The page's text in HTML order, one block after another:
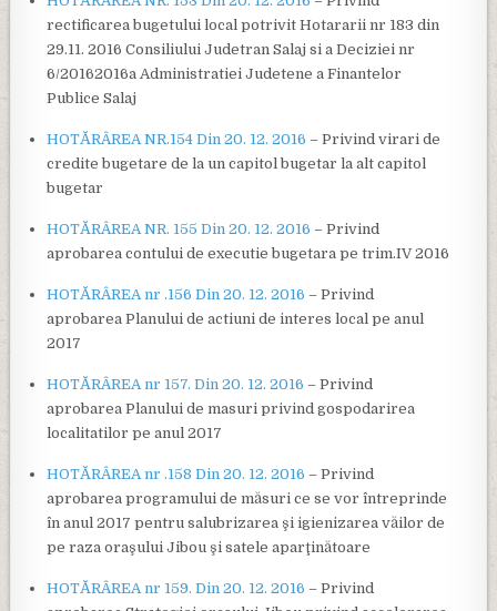
rectificarea bugetului local potrivit Hotararii nr 183 din
29.11. 2016 Consiliului Judetran Salaj si a Deciziei nr
6/20162016a Administratiei Judetene a Finantelor
Publice Salaj
HOTĂRÂREA NR.154 Din 20. 12. 2016 – Privind virari de
credite bugetare de la un capitol bugetar la alt capitol
bugetar
HOTĂRÂREA NR. 155 Din 20. 12. 2016 – Privind
aprobarea contului de executie bugetara pe trim.IV 2016
HOTĂRÂREA nr .156 Din 20. 12. 2016 – Privind
aprobarea Planului de actiuni de interes local pe anul
2017
HOTĂRÂREA nr 157. Din 20. 12. 2016 – Privind
aprobarea Planului de masuri privind gospodarirea
localitatilor pe anul 2017
HOTĂRÂREA nr .158 Din 20. 12. 2016 – Privind
aprobarea programului de măsuri ce se vor întreprinde
în anul 2017 pentru salubrizarea şi igienizarea văilor de
pe raza oraşului Jibou şi satele aparţinătoare
HOTĂRÂREA nr 159. Din 20. 12. 2016 – Privind